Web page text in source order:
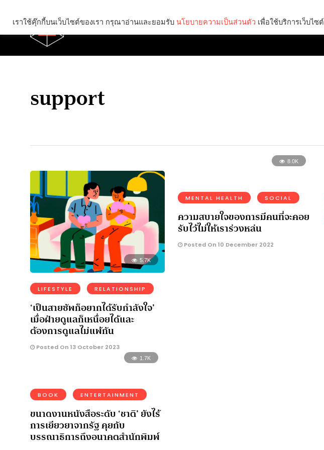
support
5.7K
LIFESTYLE RELATIONSHIP
‘เป็นสายซัพก็อยากได้รับกำลังใจ’
เมื่อฝ่ายดูแลก็เหนื่อยได้และ
ต้องการดูแลไม่แพ้กัน
Posted On 13 October 2023
8.0K
MENTAL HEALTH SOCIAL
ความสบายใจของการมีคนที่จะคอย
รับไว้ไม่ให้เราร่วงหล่น
Posted On 10 December 2022
1.7K
BOOK ENTERTAINMENT
ขนาดงานหนังสือระดับ ‘ชาติ’ ยังไร้
การเยียวยาจากรัฐ คุยกับ
บรรณาธิการถึงอนาคตสำนักพิมพ์
เราใช้คุ๊กกี้บนเว็บไซต์ของเรา กรุณาอ่านและยอมรับ นโยบายความเป็นส่วนตัว เพื่อใช้บริการเว็บไซต์